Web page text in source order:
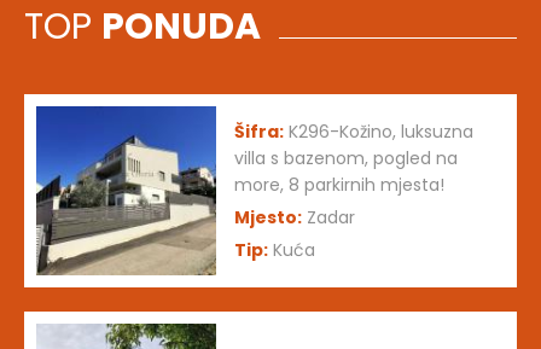
TOP PONUDA
Šifra: K296-Kožino, luksuzna
villa s bazenom, pogled na
more, 8 parkirnih mjesta!
Mjesto: Zadar
Tip: Kuća